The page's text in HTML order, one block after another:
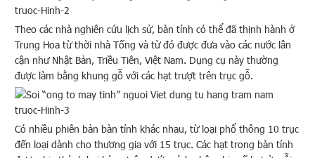
Theo các nhà nghiên cứu lịch sử, bàn tính có thể đã thịnh hành ở
Trung Hoa từ thời nhà Tống và từ đó được đưa vào các nước lân
cận như Nhật Bản, Triều Tiên, Việt Nam. Dụng cụ này thường
được làm bằng khung gỗ với các hạt trượt trên trục gỗ.
Có nhiều phiên bản bàn tính khác nhau, từ loại phổ thông 10 trục
đến loại dành cho thương gia với 15 trục. Các hạt trong bàn tính